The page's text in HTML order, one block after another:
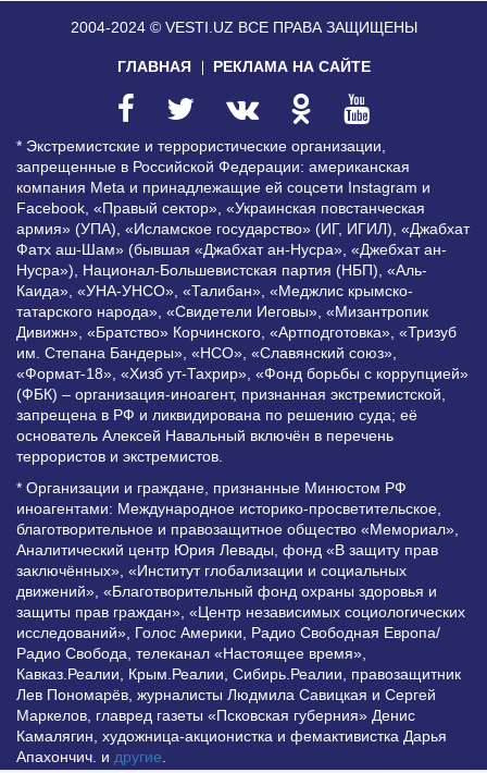
2004-2024 © VESTI.UZ ВСЕ ПРАВА ЗАЩИЩЕНЫ
ГЛАВНАЯ РЕКЛАМА НА САЙТЕ
* Экстремистские и террористические организации,
запрещенные в Российской Федерации: американская
компания Meta и принадлежащие ей соцсети Instagram и
Facebook, «Правый сектор», «Украинская повстанческая
армия» (УПА), «Исламское государство» (ИГ, ИГИЛ), «Джабхат
Фатх аш-Шам» (бывшая «Джабхат ан-Нусра», «Джебхат ан-
Нусра»), Национал-Большевистская партия (НБП), «Аль-
Каида», «УНА-УНСО», «Талибан», «Меджлис крымско-
татарского народа», «Свидетели Иеговы», «Мизантропик
Дивижн», «Братство» Корчинского, «Артподготовка», «Тризуб
им. Степана Бандеры», «НСО», «Славянский союз»,
«Формат-18», «Хизб ут-Тахрир», «Фонд борьбы с коррупцией»
(ФБК) – организация-иноагент, признанная экстремистской,
запрещена в РФ и ликвидирована по решению суда; её
основатель Алексей Навальный включён в перечень
террористов и экстремистов.
* Организации и граждане, признанные Минюстом РФ
иноагентами: Международное историко-просветительское,
благотворительное и правозащитное общество «Мемориал»,
Аналитический центр Юрия Левады, фонд «В защиту прав
заключённых», «Институт глобализации и социальных
движений», «Благотворительный фонд охраны здоровья и
защиты прав граждан», «Центр независимых социологических
исследований», Голос Америки, Радио Свободная Европа/
Радио Свобода, телеканал «Настоящее время»,
Кавказ.Реалии, Крым.Реалии, Сибирь.Реалии, правозащитник
Лев Пономарёв, журналисты Людмила Савицкая и Сергей
Маркелов, главред газеты «Псковская губерния» Денис
Камалягин, художница-акционистка и фемактивистка Дарья
Апахончич. и другие